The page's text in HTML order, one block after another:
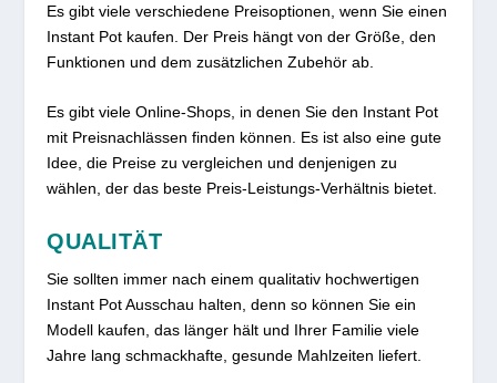
Es gibt viele verschiedene Preisoptionen, wenn Sie einen
Instant Pot kaufen. Der Preis hängt von der Größe, den
Funktionen und dem zusätzlichen Zubehör ab.
Es gibt viele Online-Shops, in denen Sie den Instant Pot
mit Preisnachlässen finden können. Es ist also eine gute
Idee, die Preise zu vergleichen und denjenigen zu
wählen, der das beste Preis-Leistungs-Verhältnis bietet.
QUALITÄT
Sie sollten immer nach einem qualitativ hochwertigen
Instant Pot Ausschau halten, denn so können Sie ein
Modell kaufen, das länger hält und Ihrer Familie viele
Jahre lang schmackhafte, gesunde Mahlzeiten liefert.